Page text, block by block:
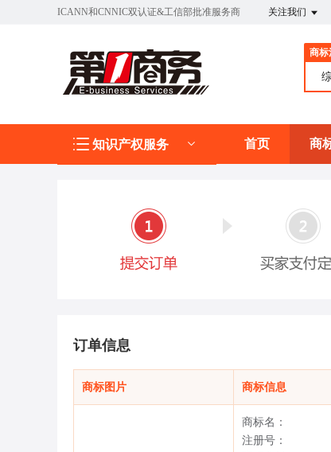
ICANN和CNNIC双认证&工信部批准服务商 关注我们
商标
知识产权服务 首页 商
订单信息
商标图片 商标信息
商标名：
注册号：